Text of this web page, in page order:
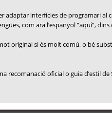
interfícies de programari al
com ara l’espanyol “aquí”, dins
original si és molt comú, o bé
recomanació oficial o guia d’estil